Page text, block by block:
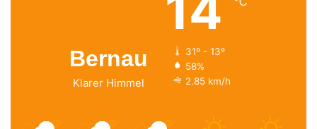
Bernau
Klarer Himmel
31º - 13º
58%
2.85 km/h